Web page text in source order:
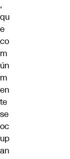
,
qu
e
co
m
ún
m
en
te
se
oc
up
an